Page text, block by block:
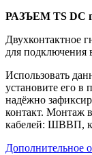
РАЗЪЕМ TS DC
Двухконтактное
для подключения
Использовать
установите его в
надёжно
контакт. Монтаж
кабелей: ШВВП,
Дополнительное